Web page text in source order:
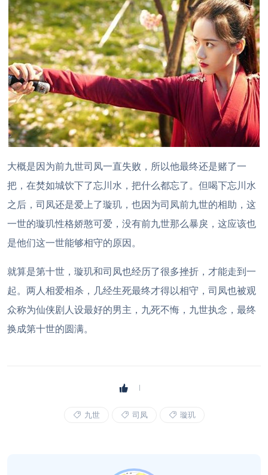
大概是因为前九世司凤一直失败，所以他最终还是赌了一
把，在焚如城饮下了忘川水，把什么都忘了。但喝下忘川水
之后，司凤还是爱上了璇玑，也因为司凤前九世的相助，这
一世的璇玑性格娇憨可爱，没有前九世那么暴戾，这应该也
是他们这一世能够相守的原因。
就算是第十世，璇玑和司凤也经历了很多挫折，才能走到一
起。两人相爱相杀，几经生死最终才得以相守，司凤也被观
众称为仙侠剧人设最好的男主，九死不悔，九世执念，最终
换成第十世的圆满。
九世 司凤 璇玑